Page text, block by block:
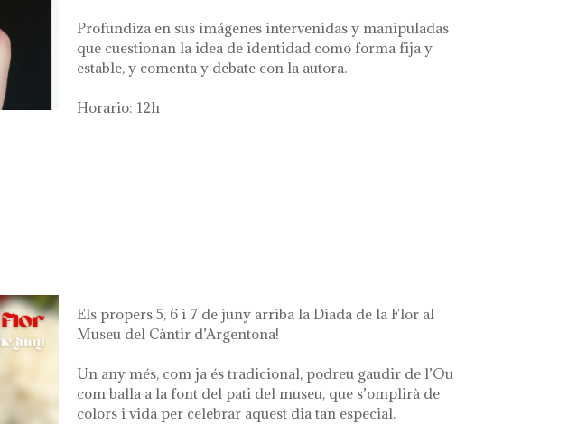
Profundiza en sus imágenes intervenidas y manipuladas
que cuestionan la idea de identidad como forma fija y
estable, y comenta y debate con la autora.
Horario: 12h
a la exposición 'lo que queda de mí'
Els propers 5, 6 i 7 de juny arriba la Diada de la Flor al
Museu del Càntir d’Argentona!
Un any més, com ja és tradicional, podreu gaudir de l’Ou
com balla a la font del pati del museu, que s’omplirà de
colors i vida per celebrar aquest dia tan especial.